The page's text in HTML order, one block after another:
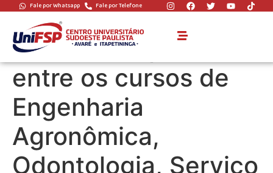
Fale por Whatsapp Fale por Telefone
Trabalho científico
advindo da parceria
entre os cursos de
Engenharia
Agronômica,
Odontologia, Serviço